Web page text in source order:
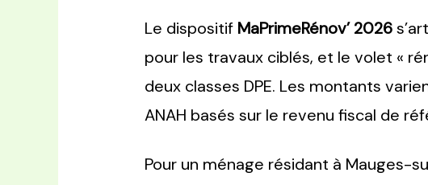
Le dispositif MaPrimeRénov’ 2026
pour les travaux ciblés, et le volet «
deux classes DPE. Les montants
ANAH basés sur le revenu fiscal de
Pour un ménage résidant à Mauges-